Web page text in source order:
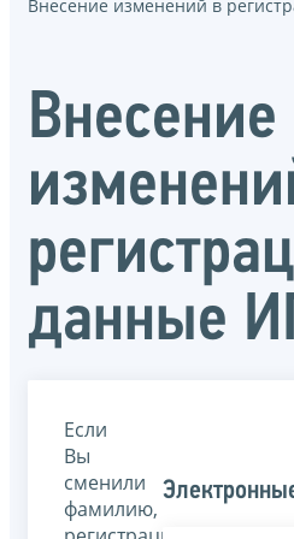
Внесение изменений в
Внесение
данные
Если
Вы
сменили
фамилию,